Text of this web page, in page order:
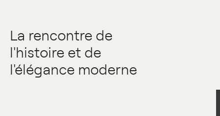
La rencontre de
l'histoire et de
l'élégance moderne